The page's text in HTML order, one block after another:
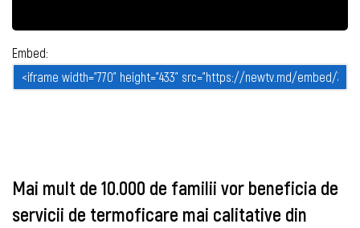
Embed:
Mai mult de 10.000 de familii vor beneficia de
servicii de termoficare mai calitative din